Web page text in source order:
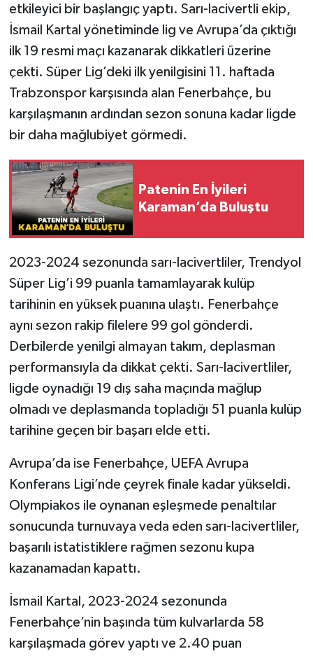
etkileyici bir başlangıç yaptı. Sarı-lacivertli ekip,
İsmail Kartal yönetiminde lig ve Avrupa’da çıktığı
ilk 19 resmi maçı kazanarak dikkatleri üzerine
çekti. Süper Lig’deki ilk yenilgisini 11. haftada
Trabzonspor karşısında alan Fenerbahçe, bu
karşılaşmanın ardından sezon sonuna kadar ligde
bir daha mağlubiyet görmedi.
Patenin En İyileri
Karaman’da Buluştu
2023-2024 sezonunda sarı-lacivertliler, Trendyol
Süper Lig’i 99 puanla tamamlayarak kulüp
tarihinin en yüksek puanına ulaştı. Fenerbahçe
aynı sezon rakip filelere 99 gol gönderdi.
Derbilerde yenilgi almayan takım, deplasman
performansıyla da dikkat çekti. Sarı-lacivertliler,
ligde oynadığı 19 dış saha maçında mağlup
olmadı ve deplasmanda topladığı 51 puanla kulüp
tarihine geçen bir başarı elde etti.
Avrupa’da ise Fenerbahçe, UEFA Avrupa
Konferans Ligi’nde çeyrek finale kadar yükseldi.
Olympiakos ile oynanan eşleşmede penaltılar
sonucunda turnuvaya veda eden sarı-lacivertliler,
başarılı istatistiklere rağmen sezonu kupa
kazanamadan kapattı.
İsmail Kartal, 2023-2024 sezonunda
Fenerbahçe’nin başında tüm kulvarlarda 58
karşılaşmada görev yaptı ve 2.40 puan